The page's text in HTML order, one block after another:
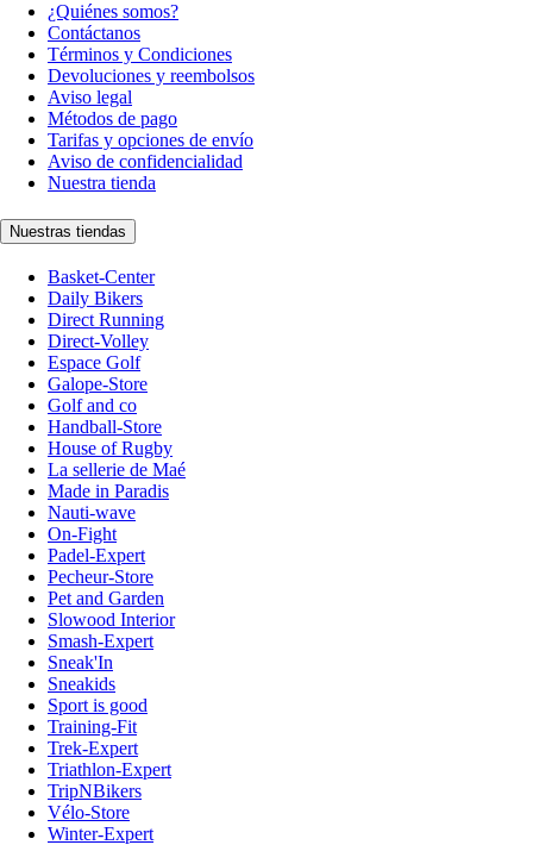
¿Quiénes somos?
Contáctanos
Términos y Condiciones
Devoluciones y reembolsos
Aviso legal
Métodos de pago
Tarifas y opciones de envío
Aviso de confidencialidad
Nuestra tienda
Nuestras tiendas
Basket-Center
Daily Bikers
Direct Running
Direct-Volley
Espace Golf
Galope-Store
Golf and co
Handball-Store
House of Rugby
La sellerie de Maé
Made in Paradis
Nauti-wave
On-Fight
Padel-Expert
Pecheur-Store
Pet and Garden
Slowood Interior
Smash-Expert
Sneak'In
Sneakids
Sport is good
Training-Fit
Trek-Expert
Triathlon-Expert
TripNBikers
Vélo-Store
Winter-Expert